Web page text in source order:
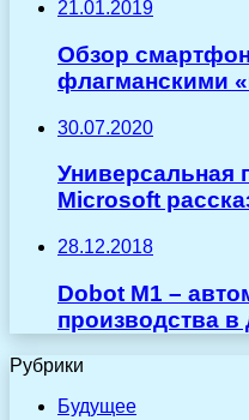
21.01.2019
Обзор
флагманскими
30.07.2020
Универсальная
Microsoft
28.12.2018
Dobot M1 –
производства
Рубрики
Будущее